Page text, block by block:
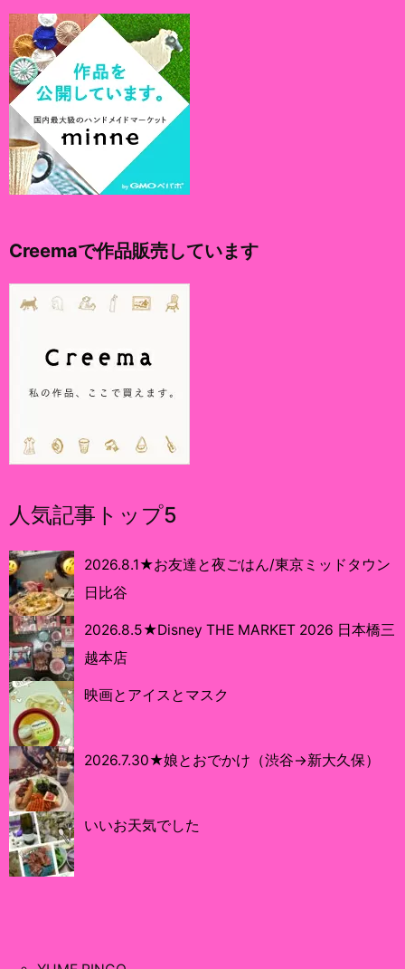
Creemaで作品販売しています
人気記事トップ5
2026.8.1★お友達と夜ごはん/東京ミッドタウン
日比谷
2026.8.5★Disney THE MARKET 2026 日本橋三
越本店
映画とアイスとマスク
2026.7.30★娘とおでかけ（渋谷→新大久保）
いいお天気でした